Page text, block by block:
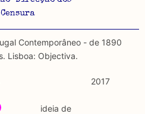
Contemporâneo - de 1890
Lisboa: Objectiva.
2017
ideia de